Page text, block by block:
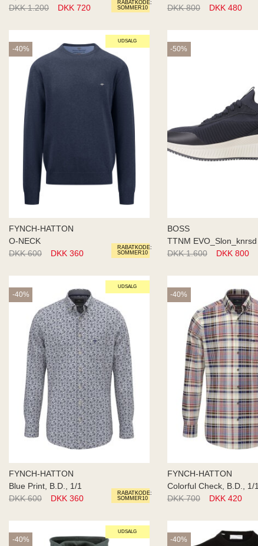
RABATKODE:
SOMMER10
DKK 1.200
DKK 720
DKK 800
DKK 480
UDSALG
RABATKODE:
SOMMER10
-40%
FYNCH-HATTON
O-NECK
DKK 600
DKK 360
-50%
BOSS
TTNM EVO_Slon_knrsd
DKK 1.600
DKK 800
UDSALG
RABATKODE:
SOMMER10
-40%
FYNCH-HATTON
Blue Print, B.D., 1/1
DKK 600
DKK 360
-40%
FYNCH-HATTON
Colorful Check, B.D., 1/1
DKK 700
DKK 420
UDSALG
-40% -40%